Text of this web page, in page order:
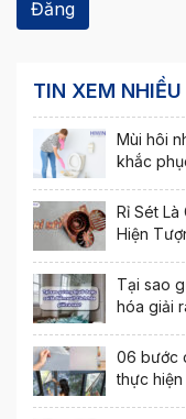
TIN XEM NHIỀU
Mùi hôi
khắc
Rỉ Sét Là
Hiện
Tại sao
hóa giải
06 bước
thực